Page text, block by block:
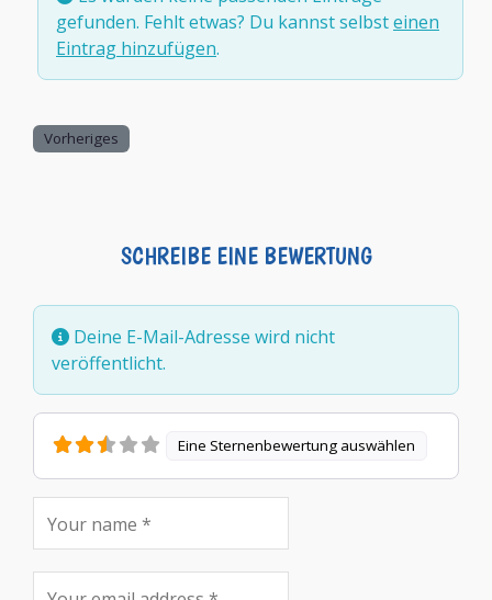
gefunden. Fehlt etwas? Du kannst selbsteinen
Eintrag hinzufügen.
Vorheriges
SCHREIBE EINE BEWERTUNG
Deine E-Mail-Adresse wird nicht
veröffentlicht.
Eine Sternenbewertung auswählen